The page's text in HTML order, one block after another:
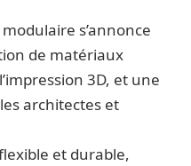
s’annonce
de matériaux
3D, et une
architectes et
et durable,